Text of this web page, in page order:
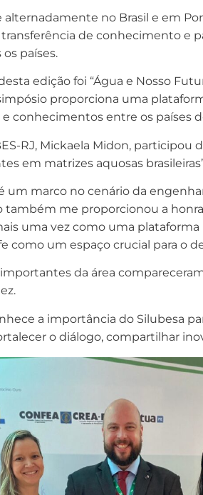
alternadamente no Brasil e em
transferência de conhecimento e
países.
edição foi “Água e Nosso
proporciona uma
conhecimentos entre os países
RJ, Mickaela Midon,
em matrizes aquosas
um marco no cenário da
me proporcionou a honra
uma vez como uma
como um espaço crucial para o
da área
a importância do Silubesa
o diálogo, compartilhar